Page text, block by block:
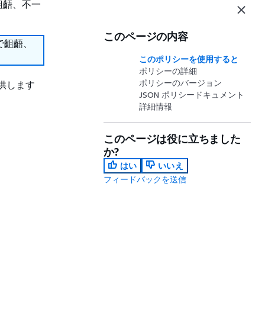
、不一
齬、
します
このページの内容
このポリシーを使用すると
ポリシーの詳細
ポリシーのバージョン
JSON ポリシードキュメント
詳細情報
このページは役に立ちました
か?
はい
いいえ
フィードバックを送信